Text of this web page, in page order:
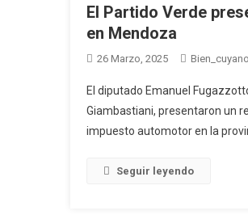
El Partido Verde
en Mendoza
26 Marzo, 2025 Bien_cuyano
El diputado Emanuel
Giambastiani, presentaron un
impuesto automotor en la
Seguir leyendo